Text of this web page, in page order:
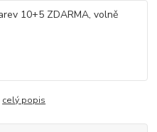
celý popis